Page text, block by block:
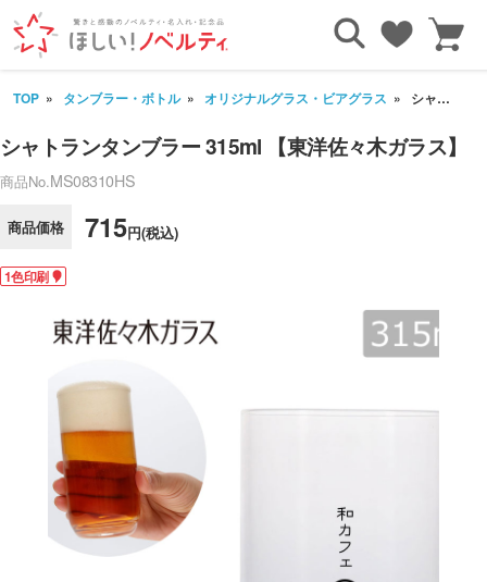
TOP タンブラー・ボトル オリジナルグラス・ビアグラス シャトランタンブラー 315ml 【東洋佐々木ガラス】
シャトランタンブラー 315ml 【東洋佐々木ガラス】
商品No.MS08310HS
商品価格 715円(税込)
1色印刷